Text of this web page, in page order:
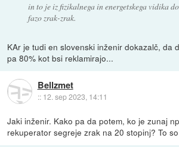
in to je iz fizikalnega in energetskega vidika
fazo zrak-zrak.
KAr je tudi en slovenski inženir dokazalč, da
pa 80% kot bsi reklamirajo...
Bellzmet
:: 12. sep 2023, 14:11
Jaki inženir. Kako pa da potem, ko je zunaj
rekuperator segreje zrak na 20 stopinj? To